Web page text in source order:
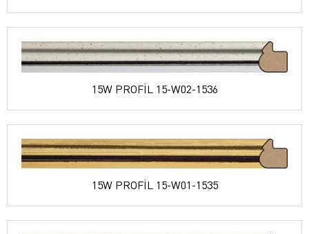
15W PROFİL 15-W02-1536
15W PROFİL 15-W01-1535